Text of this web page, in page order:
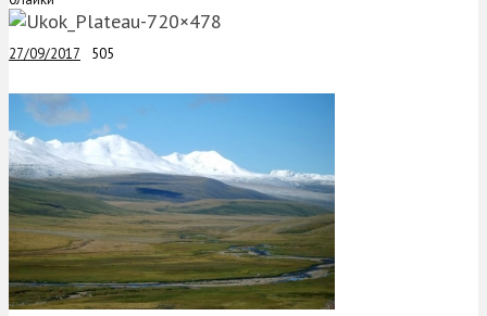
27/09/2017 505